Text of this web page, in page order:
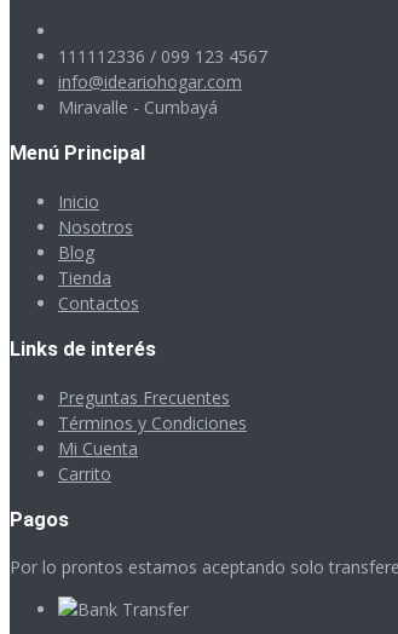
111112336 / 099 123 4567
info@ideariohogar.com
Miravalle - Cumbayá
Menú Principal
Inicio
Nosotros
Blog
Tienda
Contactos
Links de interés
Preguntas Frecuentes
Términos y Condiciones
Mi Cuenta
Carrito
Pagos
Por lo prontos estamos aceptando solo